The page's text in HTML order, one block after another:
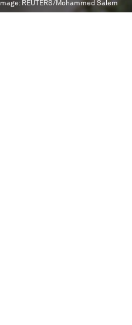
Image: REUTERS/Mohammed Salem